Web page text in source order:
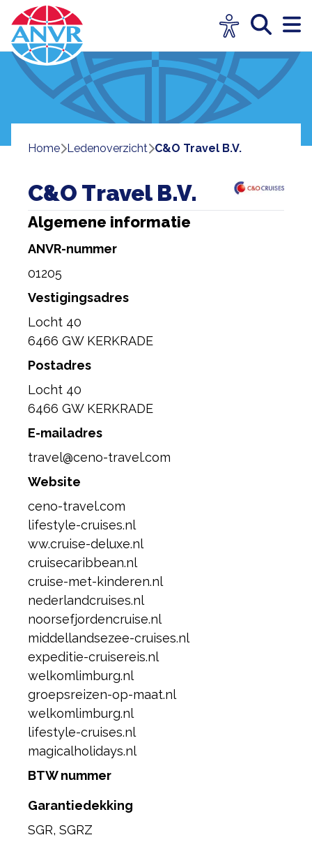
Home ledenoverzicht C&O Travel B.V.
C&O Travel B.V.
Algemene informatie
ANVR-nummer
01205
Vestigingsadres
Locht 40
6466 GW KERKRADE
Postadres
Locht 40
6466 GW KERKRADE
E-mailadres
travel@ceno-travel.com
Website
ceno-travel.com
lifestyle-cruises.nl
ww.cruise-deluxe.nl
cruisecaribbean.nl
cruise-met-kinderen.nl
nederlandcruises.nl
noorsefjordencruise.nl
middellandsezee-cruises.nl
expeditie-cruisereis.nl
welkomlimburg.nl
groepsreizen-op-maat.nl
welkomlimburg.nl
lifestyle-cruises.nl
magicalholidays.nl
BTW nummer
Garantiedekking
SGR, SGRZ